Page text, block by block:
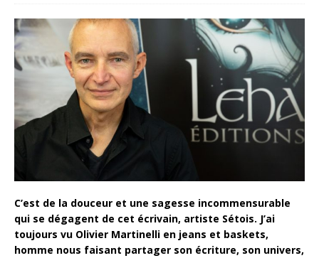
C’est de la douceur et une sagesse incommensurable
qui se dégagent de cet écrivain, artiste Sétois. J’ai
toujours vu Olivier Martinelli en jeans et baskets,
homme nous faisant partager son écriture, son univers,